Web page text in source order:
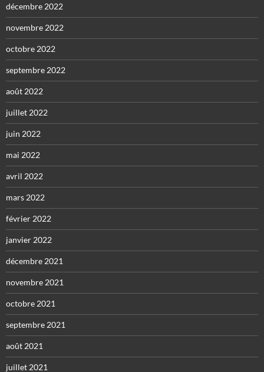
décembre 2022
novembre 2022
octobre 2022
septembre 2022
août 2022
juillet 2022
juin 2022
mai 2022
avril 2022
mars 2022
février 2022
janvier 2022
décembre 2021
novembre 2021
octobre 2021
septembre 2021
août 2021
juillet 2021